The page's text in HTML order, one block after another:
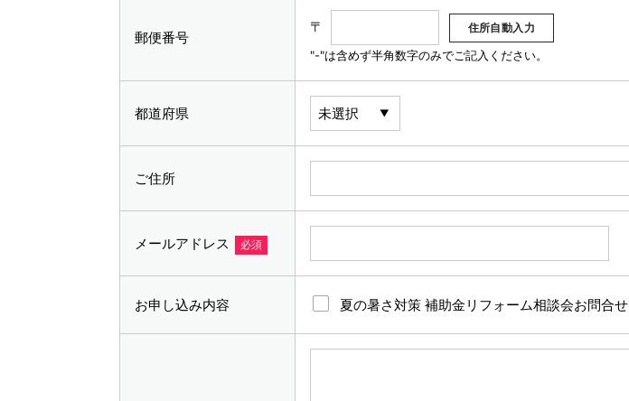
郵便番号
〒
"-"は含めず半角数字のみでご記入ください。
都道府県
ご住所
メールアドレス 必須
お申し込み内容 夏の暑さ対策 補助金リフォーム相談会お問合せ